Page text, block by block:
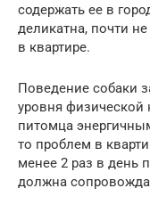
содержать ее в
деликатна, почти
в квартире.
Поведение собаки
уровня физической
питомца
то проблем в
менее 2 раз в день
должна